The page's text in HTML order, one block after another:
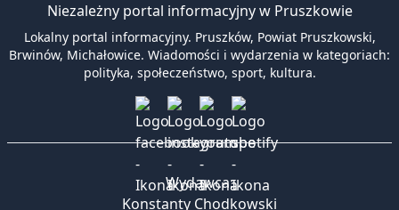
Niezależny portal informacyjny w Pruszkowie
Lokalny portal informacyjny. Pruszków, Powiat Pruszkowski,
Brwinów, Michałowice. Wiadomości i wydarzenia w kategoriach:
polityka, społeczeństwo, sport, kultura.
Wydawca:
Konstanty Chodkowski